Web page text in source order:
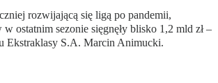
rozwijającą się ligą po pandemii,
ostatnim sezonie sięgnęły blisko 1,2 mld zł –
Ekstraklasy S.A. Marcin Animucki.